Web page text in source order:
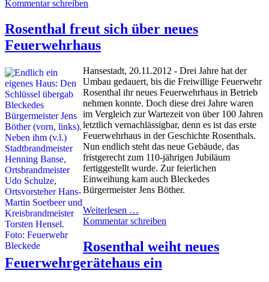
Kommentar schreiben
Rosenthal freut sich über neues
Feuerwehrhaus
Hansestadt, 20.11.2012 - Drei Jahre hat der
Umbau gedauert, bis die Freiwillige Feuerwehr
Rosenthal ihr neues Feuerwehrhaus in Betrieb
nehmen konnte. Doch diese drei Jahre waren
im Vergleich zur Wartezeit von über 100 Jahren
letztlich vernachlässigbar, denn es ist das erste
Feuerwehrhaus in der Geschichte Rosenthals.
Nun endlich steht das neue Gebäude, das
fristgerecht zum 110-jährigen Jubiläum
fertiggestellt wurde. Zur feierlichen
Einweihung kam auch Bleckedes
Bürgermeister Jens Böther.
Weiterlesen …
Kommentar schreiben
Rosenthal weiht neues
Feuerwehrgerätehaus ein